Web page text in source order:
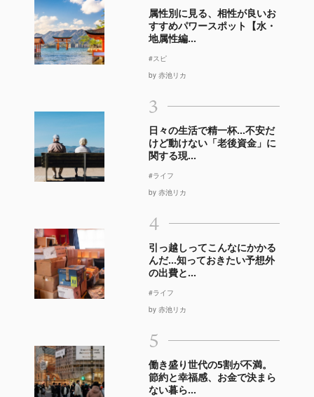
属性別に見る、相性が良いお
すすめパワースポット【水・
地属性編...
#スピ
by 赤池リカ
3
日々の生活で精一杯…不安だ
けど動けない「老後資金」に
関する現...
#ライフ
by 赤池リカ
4
引っ越しってこんなにかかる
んだ…知っておきたい予想外
の出費と...
#ライフ
by 赤池リカ
5
働き盛り世代の5割が不満。
節約と幸福感、お金で決まら
ない暮ら...